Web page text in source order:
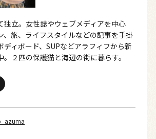
独立。女性誌やウェブメディアを中心
、旅、ライフスタイルなどの記事を手掛
ディボード、SUPなどアラフィフから新
。２匹の保護猫と海辺の街に暮らす。